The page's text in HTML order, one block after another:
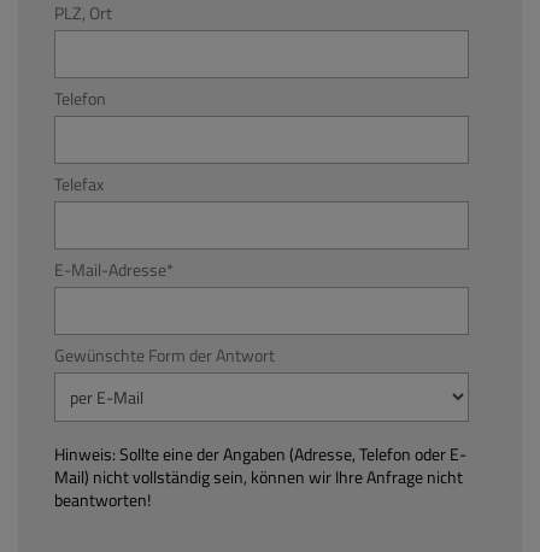
PLZ, Ort
Telefon
Telefax
E-Mail-Adresse*
Gewünschte Form der Antwort
Hinweis: Sollte eine der Angaben (Adresse, Telefon oder E-
Mail) nicht vollständig sein, können wir Ihre Anfrage nicht
beantworten!